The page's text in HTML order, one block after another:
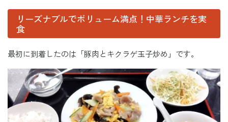
リーズナブルでボリューム満点！中華ランチを実
食
最初に到着したのは「豚肉とキクラゲ玉子炒め」です。